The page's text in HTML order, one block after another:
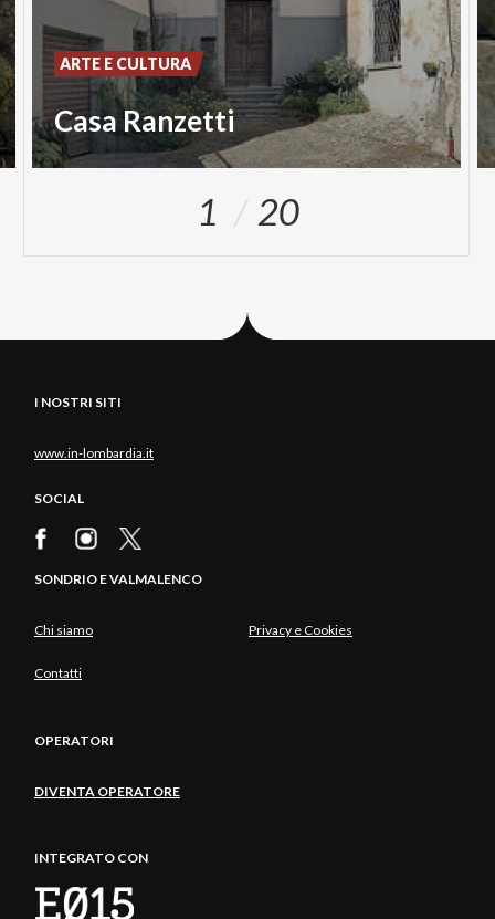
Casa Ranzetti
ARTE E CULTURA
1 20
I NOSTRI SITI
www.in-lombardia.it
SOCIAL
SONDRIO E VALMALENCO
Chi siamo Privacy e Cookies
Contatti
OPERATORI
DIVENTA OPERATORE
INTEGRATO CON